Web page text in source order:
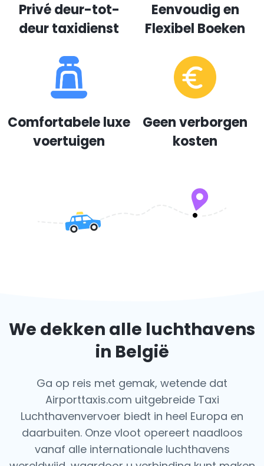
Privé deur-tot-
deur taxidienst
Eenvoudig en
Flexibel Boeken
Comfortabele luxe
voertuigen
Geen verborgen
kosten
We dekken alle luchthavens
in België
Ga op reis met gemak, wetende dat
Airporttaxis.com uitgebreide Taxi
Luchthavenvervoer biedt in heel Europa en
daarbuiten. Onze vloot opereert naadloos
vanaf alle internationale luchthavens